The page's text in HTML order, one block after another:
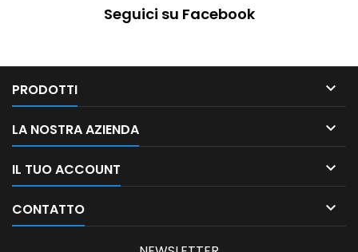
Seguici su Facebook
PRODOTTI 
LA NOSTRA AZIENDA 
IL TUO ACCOUNT 
CONTATTO 